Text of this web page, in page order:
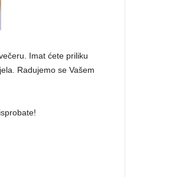
Imat ćete priliku
Radujemo se Vašem